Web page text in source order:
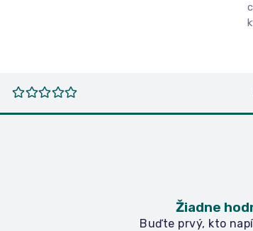
Žiadne
Buďte prvý, kto